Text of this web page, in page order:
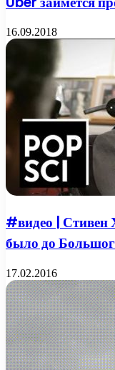
16.09.2018
#видео | Стивен
было до
17.02.2016